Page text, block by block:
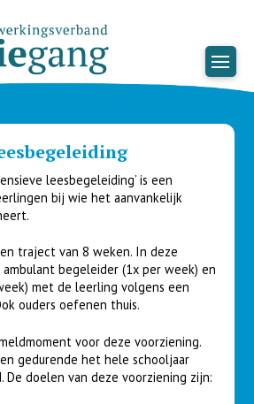
leesbegeleiding’ is een
bij wie het aanvankelijk
traject van 8 weken. In deze
begeleider (1x per week) en
met de leerling volgens een
ouders oefenen thuis.
voor deze voorziening.
gedurende het hele schooljaar
De doelen van deze voorziening zijn: